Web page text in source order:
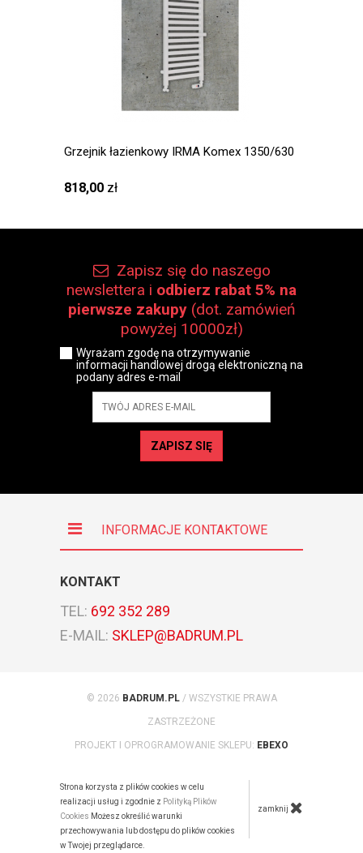
Grzejnik łazienkowy IRMA Komex 1350/630
818,00 zł
Zapisz się do naszego
newslettera i odbierz rabat 5% na
pierwsze zakupy (dot. zamówień
powyżej 10000zł)
Wyrażam zgodę na otrzymywanie
informacji handlowej drogą elektroniczną na
podany adres e-mail
ZAPISZ SIĘ
INFORMACJE KONTAKTOWE
KONTAKT
TEL: 692 352 289
E-MAIL: SKLEP@BADRUM.PL
© 2026 BADRUM.PL/ WSZYSTKIE PRAWA
ZASTRZEŻONE
PROJEKT I OPROGRAMOWANIE SKLEPU: EBEXO
Strona korzysta z plików cookies w celu
realizacji usług i zgodnie z Polityką Plików
Cookies Możesz określić warunki
przechowywania lub dostępu do plików cookies
w Twojej przeglądarce.
zamknij